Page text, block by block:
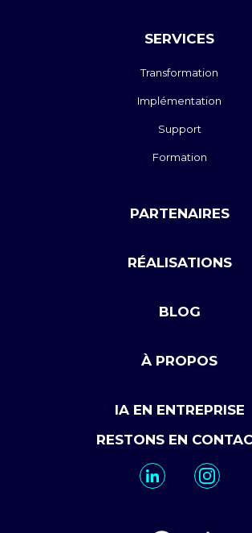
SERVICES
Transformation
Implémentation
Support
Formation
PARTENAIRES
RÉALISATIONS
BLOG
À PROPOS
IA EN ENTREPRISE
RESTONS EN